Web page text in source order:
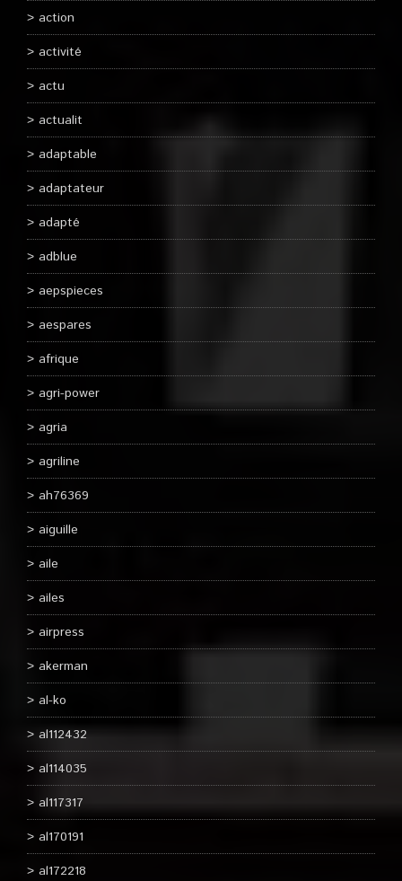
action
activité
actu
actualit
adaptable
adaptateur
adapté
adblue
aepspieces
aespares
afrique
agri-power
agria
agriline
ah76369
aiguille
aile
ailes
airpress
akerman
al-ko
al112432
al114035
al117317
al170191
al172218